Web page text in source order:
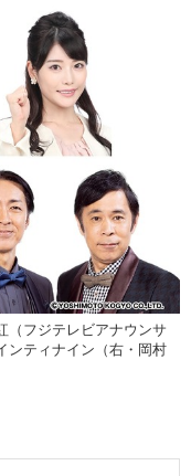
その他
（フジテレビアナウンサ
ンティナイン（右・岡村